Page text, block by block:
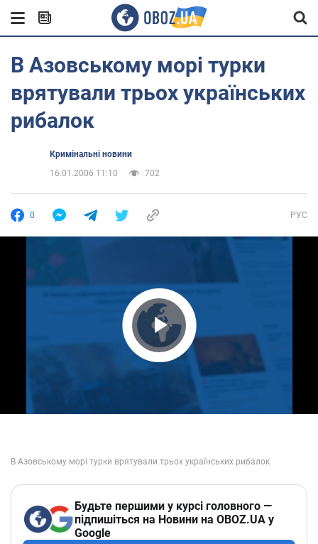
В Азовському морі турки
врятували трьох українських
рибалок
Кримінальні новини
16.01.2006 11:10
702
0 РУС
Play Video
Будьте першими у курсі головного —
підпишіться на Новини на OBOZ.UA у
Google